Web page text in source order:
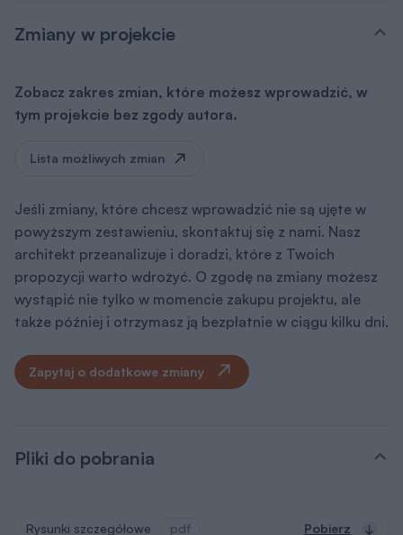
Zmiany w projekcie
Zobacz zakres zmian, które możesz wprowadzić, w
tym projekcie bez zgody autora.
Lista możliwych zmian
Jeśli zmiany, które chcesz wprowadzić nie są ujęte w
powyższym zestawieniu, skontaktuj się z nami. Nasz
architekt przeanalizuje i doradzi, które z Twoich
propozycji warto wdrożyć. O zgodę na zmiany możesz
wystąpić nie tylko w momencie zakupu projektu, ale
także później i otrzymasz ją bezpłatnie w ciągu kilku dni.
Zapytaj o dodatkowe zmiany
Pliki do pobrania
Rysunki szczegółowe pdf Pobierz